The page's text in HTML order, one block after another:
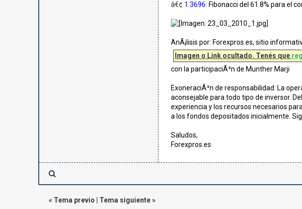
â€¢ 1.3696: Fibonacci del 61.8% para el
AnÃ¡lisis por: Forexpros.es, sitio
Imagen o Link ocultado. Tenés que
con la participaciÃ³n de Munther Marji
ExoneraciÃ³n de responsabilidad: La
aconsejable para todo tipo de inversor.
experiencia y los recursos necesarios
a los fondos depositados inicialmente.
Saludos,
Forexpros.es
« Tema previo Tema siguiente»